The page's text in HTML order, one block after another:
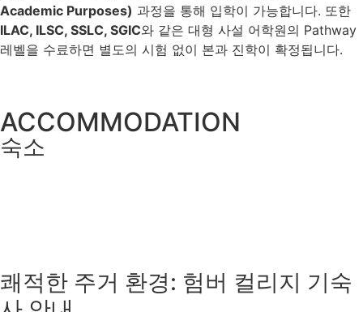
Academic Purposes) 과정을 통해 입학이 가능합니다. 또한
ILAC, ILSC, SSLC, SGIC와 같은 대형 사설 어학원의 Pathway
레벨을 수료하면 별도의 시험 없이 본과 진학이 확정됩니다.
ACCOMMODATION
숙소
쾌적한 주거 환경: 험버 컬리지 기숙